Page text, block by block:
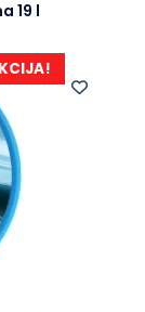
19 l